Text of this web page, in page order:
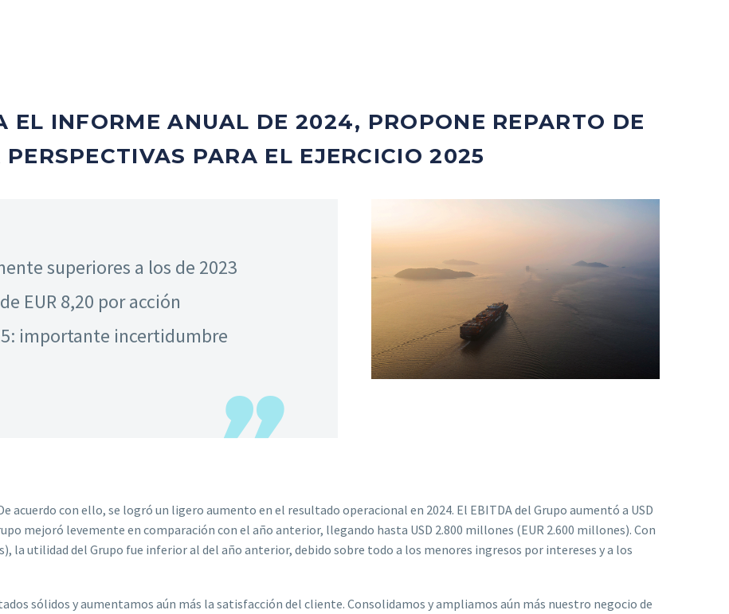
EL INFORME ANUAL DE 2024, PROPONE REPARTO DE
PARA EL EJERCICIO 2025
superiores a los de 2023
EUR 8,20 por acción
importante incertidumbre
acuerdo con ello, se logró un ligero aumento en el resultado operacional en 2024. El EBITDA del Grupo aumentó a USD
mejoró levemente en comparación con el año anterior, llegando hasta USD 2.800 millones (EUR 2.600 millones). Con
la utilidad del Grupo fue inferior al del año anterior, debido sobre todo a los menores ingresos por intereses y a los
sólidos y aumentamos aún más la satisfacción del cliente. Consolidamos y ampliamos aún más nuestro negocio de